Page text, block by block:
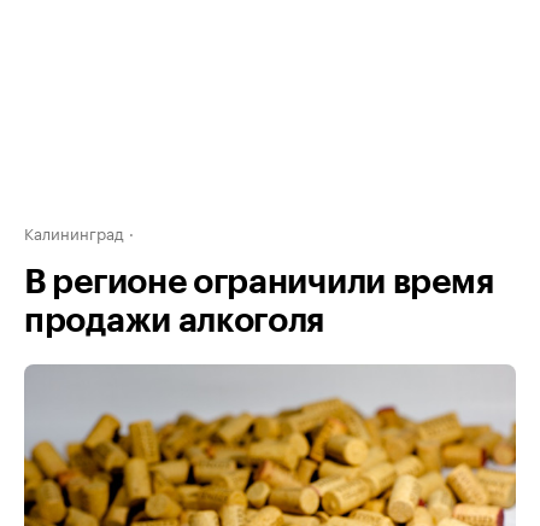
Калининград
В регионе ограничили время
продажи алкоголя